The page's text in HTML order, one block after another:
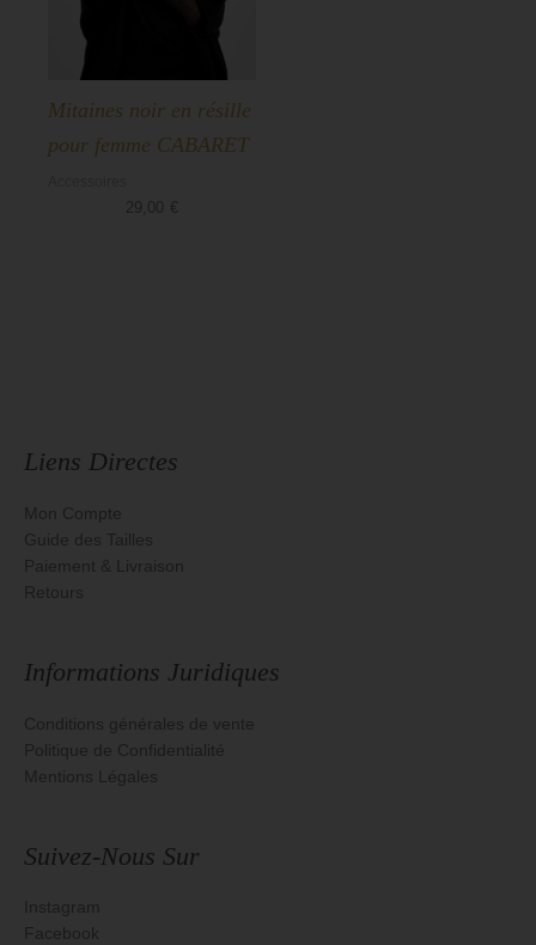
Mitaines noir en résille
pour femme CABARET
29,00
Liens Directes
Mon Compte
Guide des Tailles
Paiement & Livraison
Retours
Informations Juridiques
Conditions générales de vente
Politique de Confidentialité
Mentions Légales
Suivez-Nous Sur
Instagram
Facebook